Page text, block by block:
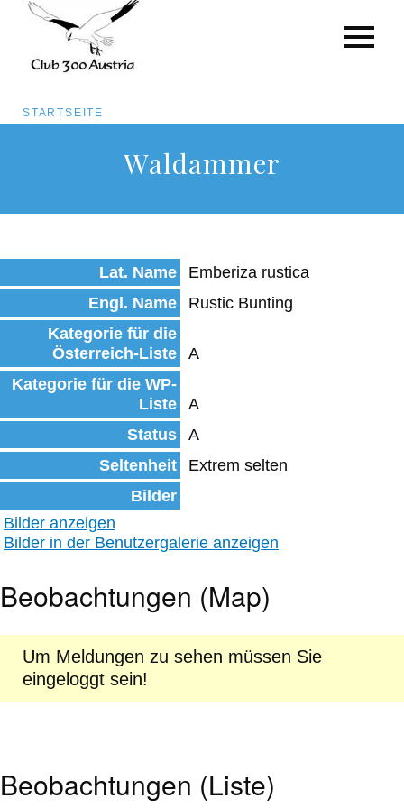
Inhalt
Pfadnavigation
STARTSEITE
Waldammer
Lat. Name
Emberiza rustica
Engl. Name
Rustic Bunting
Kategorie für die
Österreich-Liste
A
Kategorie für die WP-
Liste
A
Status
A
Seltenheit
Extrem selten
Bilder
Bilder anzeigen
Bilder in der Benutzergalerie anzeigen
Beobachtungen (Map)
Um Meldungen zu sehen müssen Sie
eingeloggt sein!
Beobachtungen (Liste)